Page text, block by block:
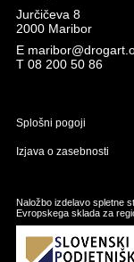
Jurčičeva 8
2000 Maribor
E
T 08 200 50 86
Splošni pogoji
Izjava o zasebnosti
Naložbo izdelavo spletne
Evropskega sklada za